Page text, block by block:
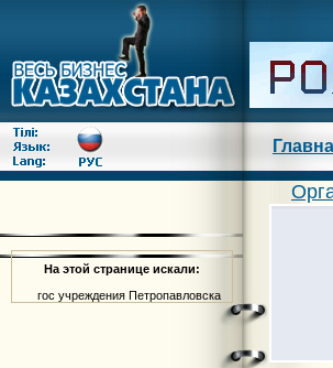
На этой странице искали:
гос учреждения Петропавловска